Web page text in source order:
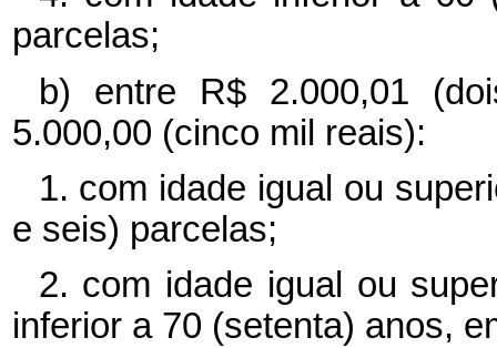
parcelas;
b) entre R$ 2.000,01
5.000,00 (cinco mil reais):
1. com idade igual ou
e seis) parcelas;
2. com idade igual ou
inferior a 70 (setenta) anos,